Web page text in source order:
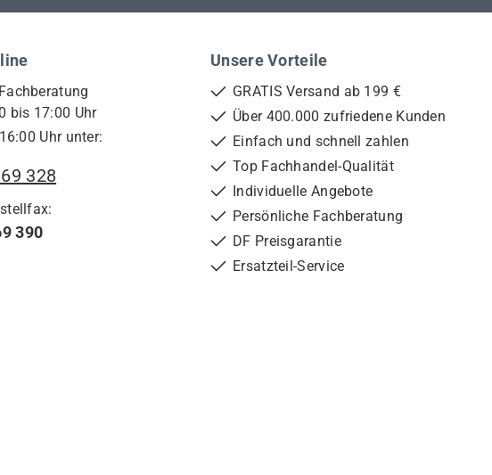
bis 17:00 Uhr
Uhr unter:
328
390
Unsere Vorteile
GRATIS Versand ab 199 €
Über 400.000 zufriedene Kunden
Einfach und schnell zahlen
Top Fachhandel-Qualität
Individuelle Angebote
Persönliche Fachberatung
DF Preisgarantie
Ersatzteil-Service